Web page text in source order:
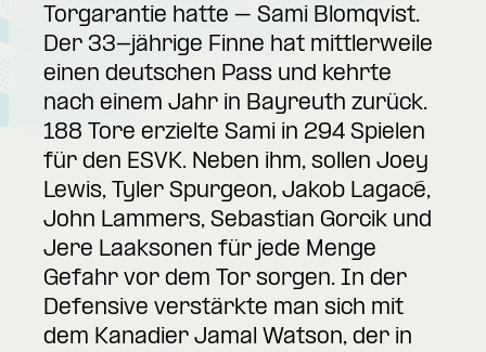
Torgarantie hatte – Sami Blomqvist.
Der 33-jährige Finne hat mittlerweile
einen deutschen Pass und kehrte
nach einem Jahr in Bayreuth zurück.
188 Tore erzielte Sami in 294 Spielen
für den ESVK. Neben ihm, sollen Joey
Lewis, Tyler Spurgeon, Jakob Lagacé,
John Lammers, Sebastian Gorcik und
Jere Laaksonen für jede Menge
Gefahr vor dem Tor sorgen. In der
Defensive verstärkte man sich mit
dem Kanadier Jamal Watson, der in